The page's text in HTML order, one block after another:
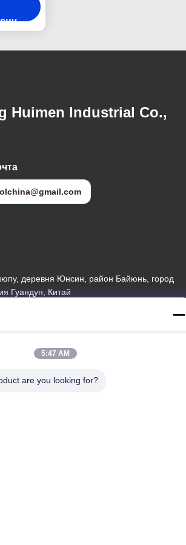
Huimen Industrial Co.,
деревня Юнсин, район Байюнь, город
Гуандун, Китай
5:47 AM
are you looking for?